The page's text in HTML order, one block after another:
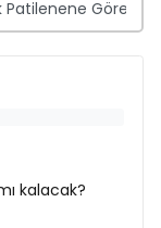
kalacak?